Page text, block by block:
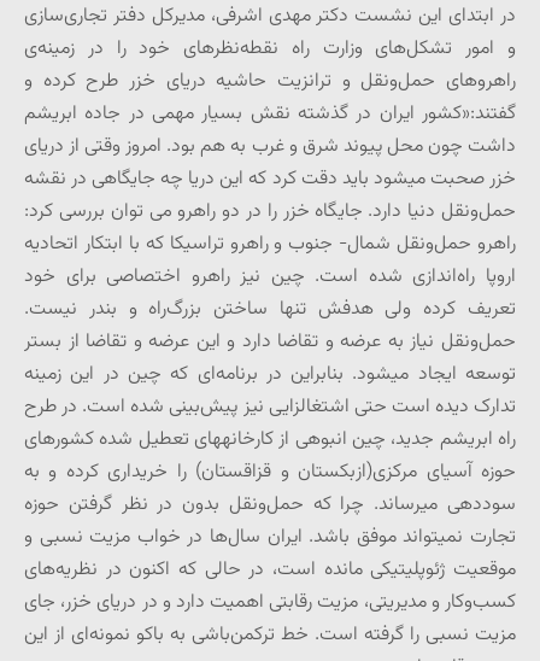
در ابتدای این نشست دکتر مهدی اشرفی، مدیرکل دفتر تجاری‌سازی
و امور تشکل‌های وزارت راه نقطه‌نظرهای خود را در زمینه‌ی
راهروهای حمل‌ونقل و ترانزیت حاشیه دریای خزر طرح کرده و
گفتند:«کشور ایران در گذشته نقش بسیار مهمی در جاده ابریشم
داشت چون محل پیوند شرق و غرب به هم بود. امروز وقتی از دریای
خزر صحبت می­شود باید دقت کرد که این دریا چه جایگاهی در نقشه
حمل‌ونقل دنیا دارد. جایگاه خزر را در دو راهرو می توان بررسی کرد:
راهرو حمل‌ونقل شمال- جنوب و راهرو تراسیکا که با ابتکار اتحادیه
اروپا راه‌اندازی شده است. چین نیز راهرو اختصاصی برای خود
تعریف کرده ولی هدفش تنها ساختن بزرگ‌راه و بندر نیست.
حمل‌ونقل نیاز به عرضه و تقاضا دارد و این عرضه و تقاضا از بستر
توسعه ایجاد می­شود. بنابراین در برنامه‌ای که چین در این زمینه
تدارک دیده است حتی اشتغال­زایی نیز پیش‌بینی شده است. در طرح
راه ابریشم جدید، چین انبوهی از کارخانه­های تعطیل شده کشورهای
حوزه آسیای مرکزی(ازبکستان و قزاقستان) را خریداری کرده و به
سوددهی می­رساند. چرا که حمل‌ونقل بدون در نظر گرفتن حوزه
تجارت نمی­تواند موفق باشد. ایران سال‌ها در خواب مزیت نسبی و
موقعیت ژئوپلیتیکی مانده است، در حالی که اکنون در نظریه‌های
کسب‌وکار و مدیریتی، مزیت رقابتی اهمیت دارد و در دریای خزر، جای
مزیت نسبی را گرفته است. خط ترکمن‌باشی به باکو نمونه‌ای از این